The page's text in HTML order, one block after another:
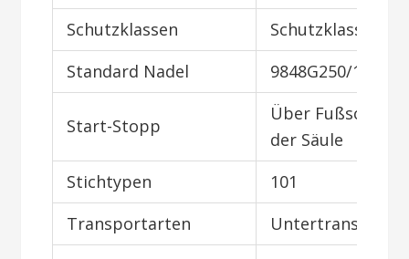
Schutzklassen
Schutzklassen III
Standard Nadel
9848G250/100
Start-Stopp
Über Fußschalter
der Säule
Stichtypen
101
Transportarten
Untertransport